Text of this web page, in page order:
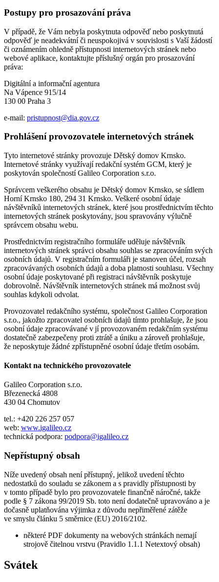
Postupy pro prosazování práva
V případě, že Vám nebyla poskytnuta odpověď nebo poskytnutá
odpověď je neadekvátní či neuspokojivá v souvislosti s Vaší žádostí
či oznámením ohledně přístupnosti internetových stránek nebo
webové aplikace, kontaktujte příslušný orgán pro prosazování
práva:
Digitální a informační agentura
Na Vápence 915/14
130 00 Praha 3
e-mail: pristupnost@dia.gov.cz
Prohlášení provozovatele internetových stránek
Tyto internetové stránky provozuje Dětský domov Krnsko.
Internetové stránky využívají redakční systém GCM, který je
poskytován společností Galileo Corporation s.r.o.
Správcem veškerého obsahu je Dětský domov Krnsko, se sídlem
Horní Krnsko 180, 294 31 Krnsko. Veškeré osobní údaje
návštěvníků internetových stránek, které jsou prostřednictvím těchto
internetových stránek poskytovány, jsou spravovány výlučně
správcem obsahu webu.
Prostřednictvím registračního formuláře uděluje návštěvník
internetových stránek správci obsahu souhlas se zpracováním svých
osobních údajů. V registračním formuláři je stanoven účel, rozsah
zpracovávaných osobních údajů a doba platnosti souhlasu. Všechny
osobní údaje poskytované při registraci návštěvník poskytuje
dobrovolně. Návštěvník internetových stránek má možnost svůj
souhlas kdykoli odvolat.
Provozovatel redakčního systému, společnost Galileo Corporation
s.r.o., jakožto zpracovatel osobních údajů tímto prohlašuje, že jsou
osobní údaje zpracovávané v jí provozovaném redakčním systému
dostatečně zabezpečeny proti ztrátě a úniku a zároveň prohlašuje,
že neposkytuje žádné zpřístupněné osobní údaje třetím osobám.
Kontakt na technického provozovatele
Galileo Corporation s.r.o.
Březenecká 4808
430 04 Chomutov
tel.: +420 226 257 057
web: www.igalileo.cz
technická podpora: podpora@igalileo.cz
Nepřístupný obsah
Níže uvedený obsah není přístupný, jelikož uvedení těchto
nedostatků do souladu se zákonem a s pravidly přístupnosti by
v tomto případě bylo pro provozovatele finančně náročné, takže
podle § 7 zákona 99/2019 Sb. toto není dodatečně upravováno a je
dočasně uplatňována výjimka z důvodu nepřiměřené zátěže
ve smyslu článku 5 směrnice (EU) 2016/2102.
některé PDF dokumenty na webových stránkách nemají
strojově čitelnou vrstvu (Pravidlo 1.1.1 Netextový obsah)
Svátek